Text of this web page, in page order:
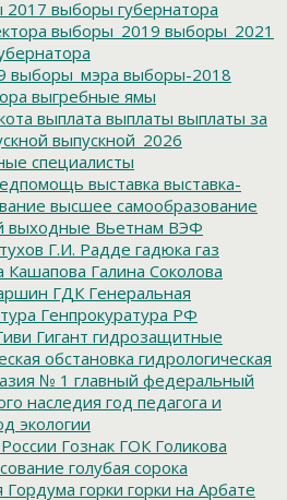
2017 выборы губернатора
выборы_2019 выборы_2021
выборы_мэра выборы-2018
выгребные ямы
выплата выплаты выплаты за
выпускной_2026
специалисты
выставка выставка-
высшее самообразование
выходные Вьетнам ВЭФ
Г.И. Радде гадюка газ
Кашапова Галина Соколова
ГДК Генеральная
Генпрокуратура РФ
Гигант гидрозащитные
обстановка гидрологическая
№ 1 главный федеральный
наследия год педагога и
экологии
Гознак ГОК Голикова
голубая сорока
Гордума горки горки на Арбате